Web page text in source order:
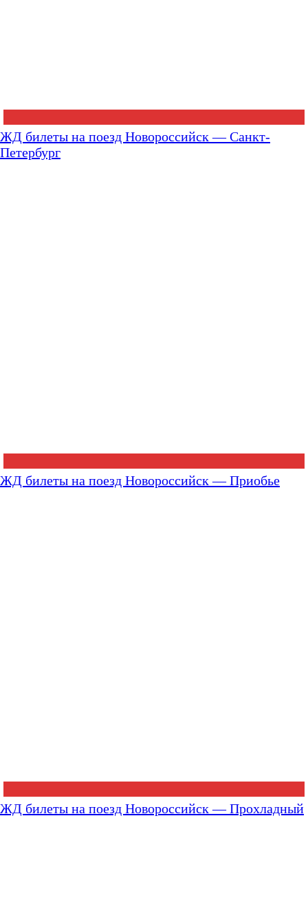
ЖД билеты на поезд Новороссийск — Санкт-
Петербург
ЖД билеты на поезд Новороссийск — Приобье
ЖД билеты на поезд Новороссийск — Прохладный